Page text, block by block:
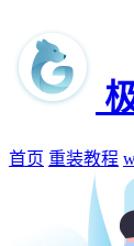
首页 重装教程